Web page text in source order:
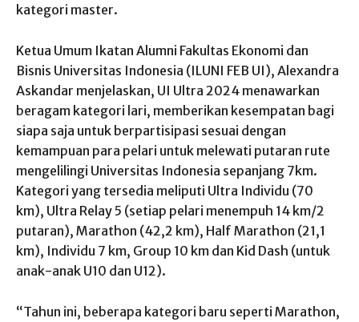
kategori master.
Ketua Umum Ikatan Alumni Fakultas Ekonomi dan
Bisnis Universitas Indonesia (ILUNI FEB UI), Alexandra
Askandar menjelaskan, UI Ultra 2024 menawarkan
beragam kategori lari, memberikan kesempatan bagi
siapa saja untuk berpartisipasi sesuai dengan
kemampuan para pelari untuk melewati putaran rute
mengelilingi Universitas Indonesia sepanjang 7km.
Kategori yang tersedia meliputi Ultra Individu (70
km), Ultra Relay 5 (setiap pelari menempuh 14 km/2
putaran), Marathon (42,2 km), Half Marathon (21,1
km), Individu 7 km, Group 10 km dan Kid Dash (untuk
anak-anak U10 dan U12).
“Tahun ini, beberapa kategori baru seperti Marathon,